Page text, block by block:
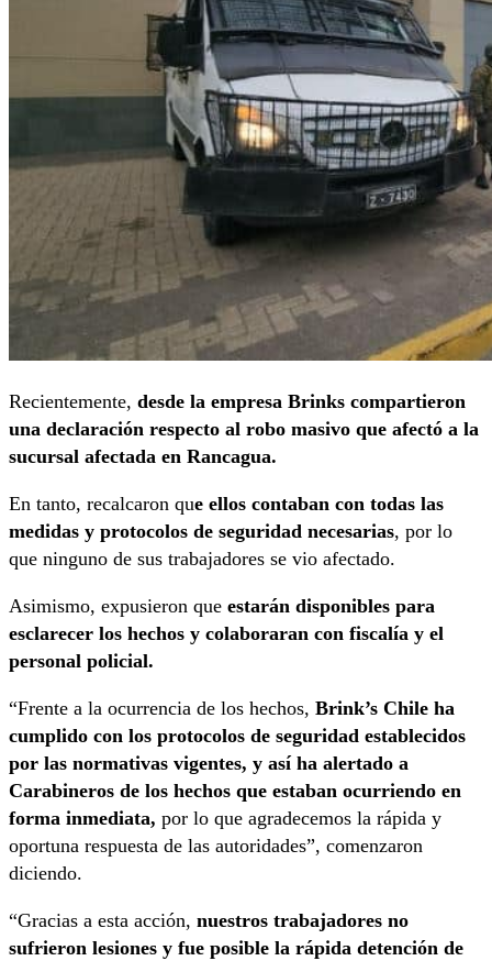
Recientemente, desde la empresa Brinks compartieron
una declaración respecto al robo masivo que afectó a la
sucursal afectada en Rancagua.
En tanto, recalcaron que ellos contaban con todas las
medidas y protocolos de seguridad necesarias, por lo
que ninguno de sus trabajadores se vio afectado.
Asimismo, expusieron que estarán disponibles para
esclarecer los hechos y colaboraran con fiscalía y el
personal policial.
“Frente a la ocurrencia de los hechos, Brink’s Chile ha
cumplido con los protocolos de seguridad establecidos
por las normativas vigentes, y así ha alertado a
Carabineros de los hechos que estaban ocurriendo en
forma inmediata, por lo que agradecemos la rápida y
oportuna respuesta de las autoridades”, comenzaron
diciendo.
“Gracias a esta acción, nuestros trabajadores no
sufrieron lesiones y fue posible la rápida detención de